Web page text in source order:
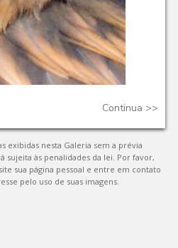
Continua >>
exibidas nesta Galeria sem a prévia
sujeita às penalidades da lei. Por favor,
sua página pessoal e entre em contato
pelo uso de suas imagens.